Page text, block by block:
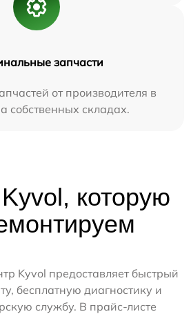
запчасти
от производителя в
собственных складах.
которую
Kyvol предоставляет быстрый
бесплатную диагностику и
службу. В прайс-листе